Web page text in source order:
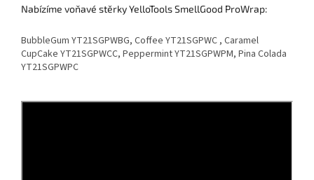
Nabízíme voňavé stěrky YelloTools SmellGood ProWrap:
BubbleGum YT21SGPWBG, Coffee YT21SGPWC , Caramel
CupCake YT21SGPWCC, Peppermint YT21SGPWPM, Pina Colada
YT21SGPWPC